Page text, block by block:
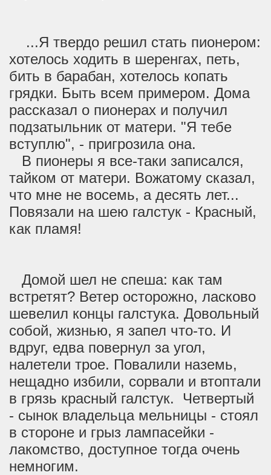
...Я твердо решил стать пионером:
хотелось ходить в шеренгах, петь,
бить в барабан, хотелось копать
грядки. Быть всем примером. Дома
рассказал о пионерах и получил
подзатыльник от матери. "Я тебе
вступлю", - пригрозила она.
В пионеры я все-таки записался,
тайком от матери. Вожатому сказал,
что мне не восемь, а десять лет...
Повязали на шею галстук - Красный,
как пламя!
Домой шел не спеша: как там
встретят? Ветер осторожно, ласково
шевелил концы галстука. Довольный
собой, жизнью, я запел что-то. И
вдруг, едва повернул за угол,
налетели трое. Повалили наземь,
нещадно избили, сорвали и втоптали
в грязь красный галстук. Четвертый
- сынок владельца мельницы - стоял
в стороне и грыз лампасейки -
лакомство, доступное тогда очень
немногим.